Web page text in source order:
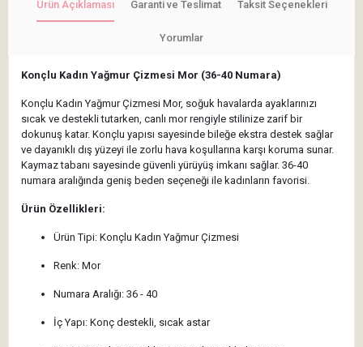
Ürün Açıklaması Garanti ve Teslimat Taksit Seçenekleri
Yorumlar
Konçlu Kadın Yağmur Çizmesi Mor (36-40 Numara)
Konçlu Kadın Yağmur Çizmesi Mor, soğuk havalarda ayaklarınızı
sıcak ve destekli tutarken, canlı mor rengiyle stilinize zarif bir
dokunuş katar. Konçlu yapısı sayesinde bileğe ekstra destek sağlar
ve dayanıklı dış yüzeyi ile zorlu hava koşullarına karşı koruma sunar.
Kaymaz tabanı sayesinde güvenli yürüyüş imkanı sağlar. 36-40
numara aralığında geniş beden seçeneği ile kadınların favorisi.
Ürün Özellikleri:
Ürün Tipi: Konçlu Kadın Yağmur Çizmesi
Renk: Mor
Numara Aralığı: 36 - 40
İç Yapı: Konç destekli, sıcak astar